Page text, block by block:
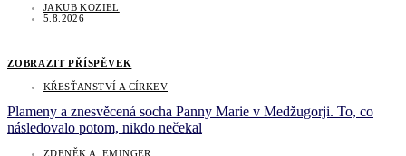
JAKUB KOZIEL
5.8.2026
ZOBRAZIT PŘÍSPĚVEK
KŘESŤANSTVÍ A CÍRKEV
Plameny a znesvěcená socha Panny Marie v Medžugorji. To, co
následovalo potom, nikdo nečekal
ZDENĚK A. EMINGER